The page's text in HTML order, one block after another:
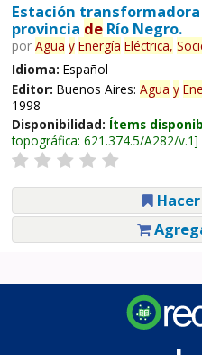
Estación
provincia deRío Negro.
por Agua y Energía Eléctrica,
Idioma: Español
Editor: Buenos Aires: Agua y
1998
Disponibilidad: Ítems
topográfica: 621.374.5/A282/v.1